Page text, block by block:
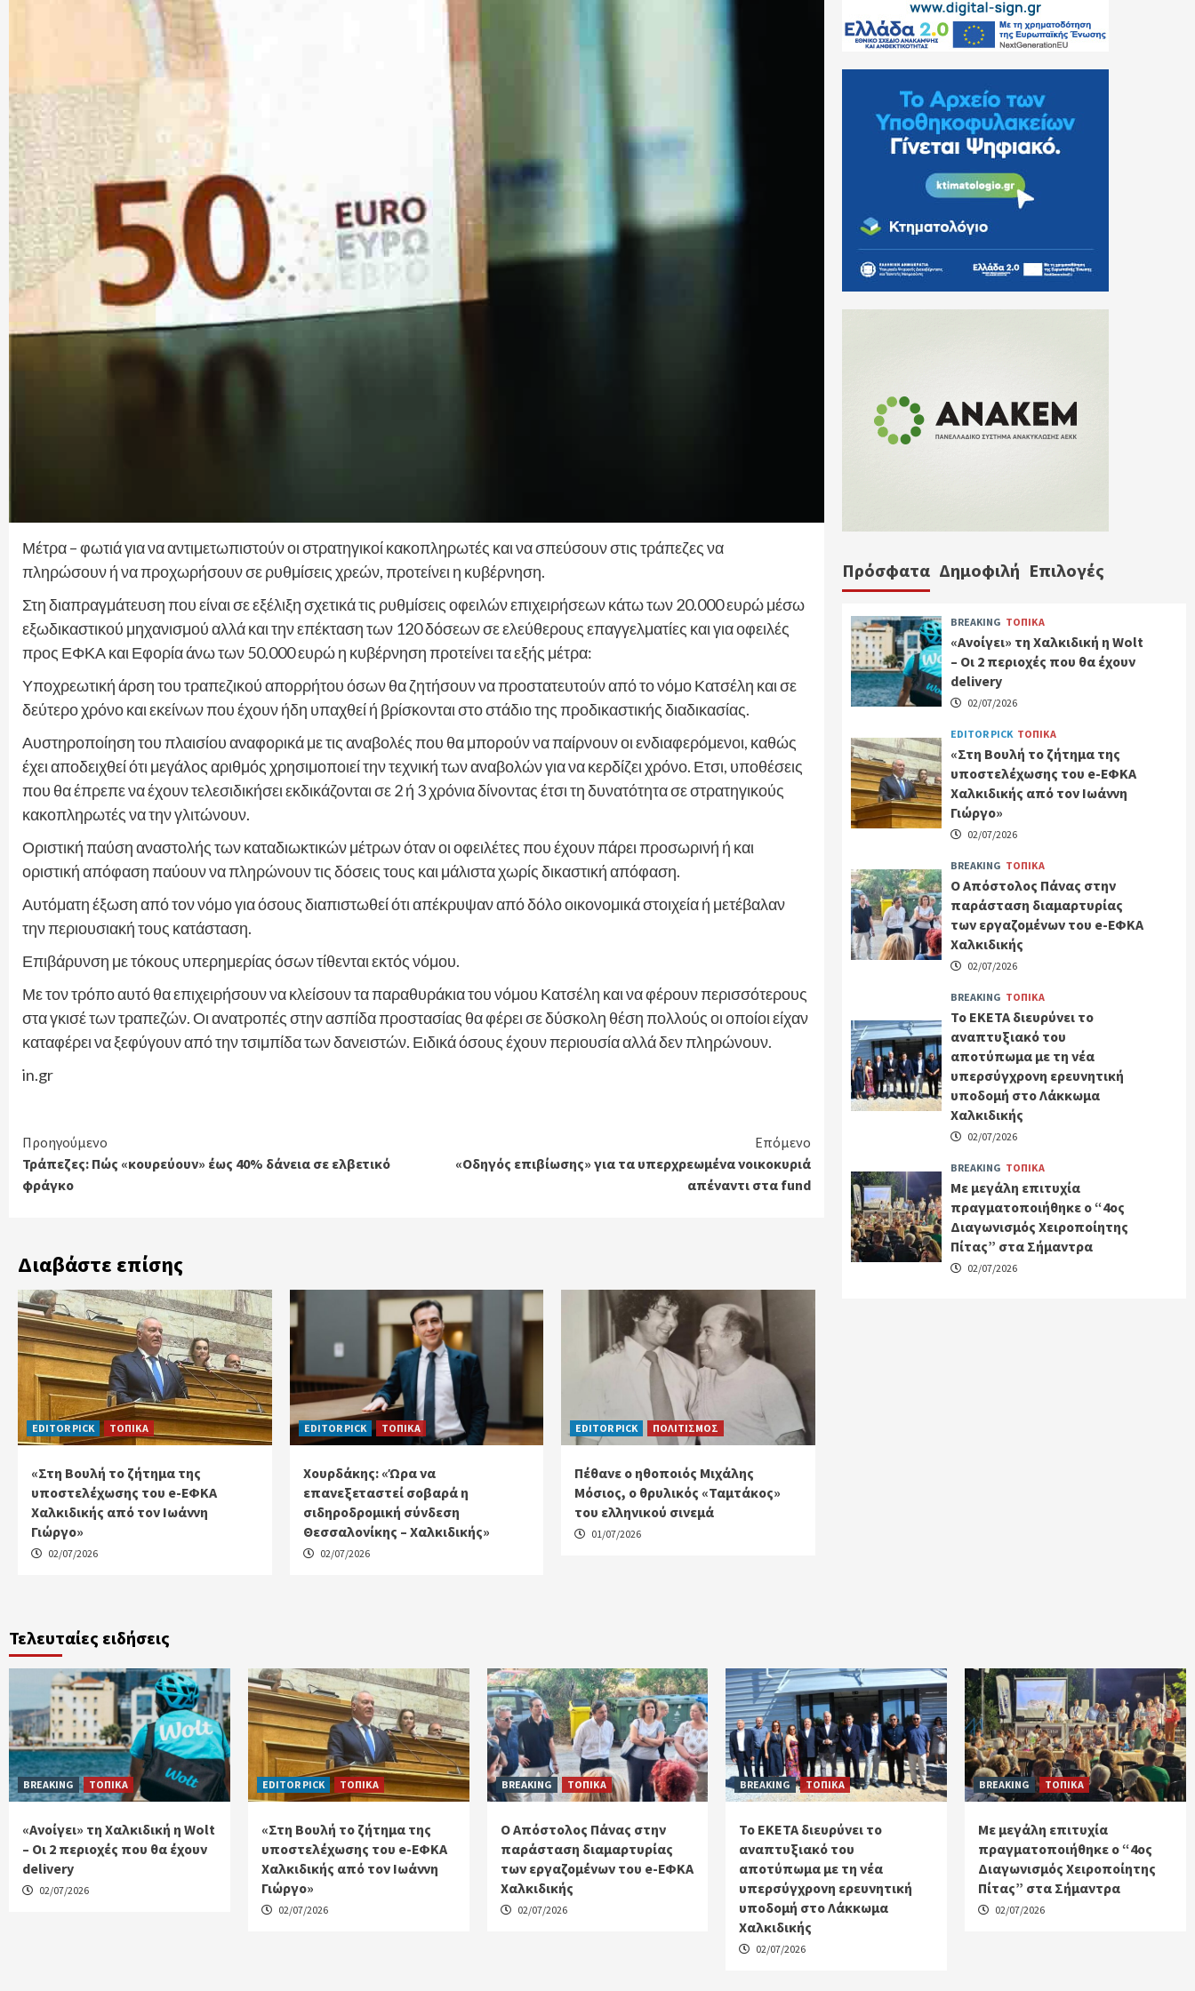
Μέτρα – φωτιά για να αντιμετωπιστούν οι στρατηγικοί κακοπληρωτές και να σπεύσουν στις τράπεζες να
πληρώσουν ή να προχωρήσουν σε ρυθμίσεις χρεών, προτείνει η κυβέρνηση.
Στη διαπραγμάτευση που είναι σε εξέλιξη σχετικά τις ρυθμίσεις οφειλών επιχειρήσεων κάτω των 20.000 ευρώ μέσω
εξωδικαστικού μηχανισμού αλλά και την επέκταση των 120 δόσεων σε ελεύθερους επαγγελματίες και για οφειλές
προς ΕΦΚΑ και Εφορία άνω των 50.000 ευρώ η κυβέρνηση προτείνει τα εξής μέτρα:
Υποχρεωτική άρση του τραπεζικού απορρήτου όσων θα ζητήσουν να προστατευτούν από το νόμο Κατσέλη και σε
δεύτερο χρόνο και εκείνων που έχουν ήδη υπαχθεί ή βρίσκονται στο στάδιο της προδικαστικής διαδικασίας.
Αυστηροποίηση του πλαισίου αναφορικά με τις αναβολές που θα μπορούν να παίρνουν οι ενδιαφερόμενοι, καθώς
έχει αποδειχθεί ότι μεγάλος αριθμός χρησιμοποιεί την τεχνική των αναβολών για να κερδίζει χρόνο. Ετσι, υποθέσεις
που θα έπρεπε να έχουν τελεσιδικήσει εκδικάζονται σε 2 ή 3 χρόνια δίνοντας έτσι τη δυνατότητα σε στρατηγικούς
κακοπληρωτές να την γλιτώνουν.
Οριστική παύση αναστολής των καταδιωκτικών μέτρων όταν οι οφειλέτες που έχουν πάρει προσωρινή ή και
οριστική απόφαση παύουν να πληρώνουν τις δόσεις τους και μάλιστα χωρίς δικαστική απόφαση.
Αυτόματη έξωση από τον νόμο για όσους διαπιστωθεί ότι απέκρυψαν από δόλο οικονομικά στοιχεία ή μετέβαλαν
την περιουσιακή τους κατάσταση.
Επιβάρυνση με τόκους υπερημερίας όσων τίθενται εκτός νόμου.
Με τον τρόπο αυτό θα επιχειρήσουν να κλείσουν τα παραθυράκια του νόμου Κατσέλη και να φέρουν περισσότερους
στα γκισέ των τραπεζών. Οι ανατροπές στην ασπίδα προστασίας θα φέρει σε δύσκολη θέση πολλούς οι οποίοι είχαν
καταφέρει να ξεφύγουν από την τσιμπίδα των δανειστών. Ειδικά όσους έχουν περιουσία αλλά δεν πληρώνουν.
in.gr
Continue
Reading
Προηγούμενο
Τράπεζες: Πώς «κουρεύουν» έως 40% δάνεια σε ελβετικό
φράγκο
Επόμενο
«Οδηγός επιβίωσης» για τα υπερχρεωμένα νοικοκυριά
απέναντι στα fund
Διαβάστε επίσης
EDITOR PICK ΤΟΠΙΚΑ
«Στη Βουλή το ζήτημα της
υποστελέχωσης του e-ΕΦΚΑ
Χαλκιδικής από τον Ιωάννη
Γιώργο»
02/07/2026
EDITOR PICK ΤΟΠΙΚΑ
Χουρδάκης: «Ώρα να
επανεξεταστεί σοβαρά η
σιδηροδρομική σύνδεση
Θεσσαλονίκης – Χαλκιδικής»
02/07/2026
EDITOR PICK ΠΟΛΙΤΙΣΜΟΣ
Πέθανε ο ηθοποιός Μιχάλης
Μόσιος, ο θρυλικός «Ταμτάκος»
του ελληνικού σινεμά
01/07/2026
Πρόσφατα Δημοφιλή Επιλογές
BREAKING ΤΟΠΙΚΑ
«Ανοίγει» τη Χαλκιδική η Wolt
– Οι 2 περιοχές που θα έχουν
delivery
02/07/2026
EDITOR PICK ΤΟΠΙΚΑ
«Στη Βουλή το ζήτημα της
υποστελέχωσης του e-ΕΦΚΑ
Χαλκιδικής από τον Ιωάννη
Γιώργο»
02/07/2026
BREAKING ΤΟΠΙΚΑ
Ο Απόστολος Πάνας στην
παράσταση διαμαρτυρίας
των εργαζομένων του e-ΕΦΚΑ
Χαλκιδικής
02/07/2026
BREAKING ΤΟΠΙΚΑ
Το ΕΚΕΤΑ διευρύνει το
αναπτυξιακό του
αποτύπωμα με τη νέα
υπερσύγχρονη ερευνητική
υποδομή στο Λάκκωμα
Χαλκιδικής
02/07/2026
BREAKING ΤΟΠΙΚΑ
Με μεγάλη επιτυχία
πραγματοποιήθηκε ο “4ος
Διαγωνισμός Χειροποίητης
Πίτας” στα Σήμαντρα
02/07/2026
Τελευταίες ειδήσεις
BREAKING ΤΟΠΙΚΑ
«Ανοίγει» τη Χαλκιδική η Wolt
– Οι 2 περιοχές που θα έχουν
delivery
02/07/2026
EDITOR PICK ΤΟΠΙΚΑ
«Στη Βουλή το ζήτημα της
υποστελέχωσης του e-ΕΦΚΑ
Χαλκιδικής από τον Ιωάννη
Γιώργο»
02/07/2026
BREAKING ΤΟΠΙΚΑ
Ο Απόστολος Πάνας στην
παράσταση διαμαρτυρίας
των εργαζομένων του e-ΕΦΚΑ
Χαλκιδικής
02/07/2026
BREAKING ΤΟΠΙΚΑ
Το ΕΚΕΤΑ διευρύνει το
αναπτυξιακό του
αποτύπωμα με τη νέα
υπερσύγχρονη ερευνητική
υποδομή στο Λάκκωμα
Χαλκιδικής
02/07/2026
BREAKING ΤΟΠΙΚΑ
Με μεγάλη επιτυχία
πραγματοποιήθηκε ο “4ος
Διαγωνισμός Χειροποίητης
Πίτας” στα Σήμαντρα
02/07/2026